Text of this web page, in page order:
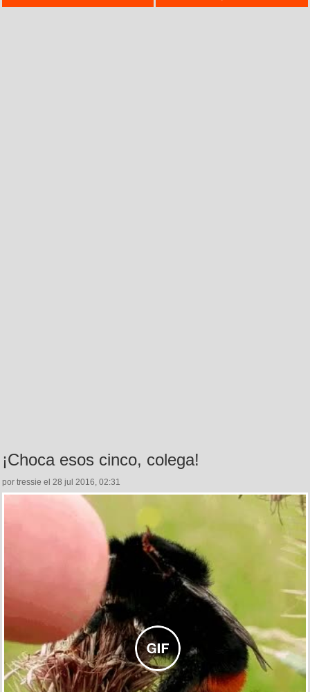
¡Choca esos cinco, colega!
por tressie el 28 jul 2016, 02:31